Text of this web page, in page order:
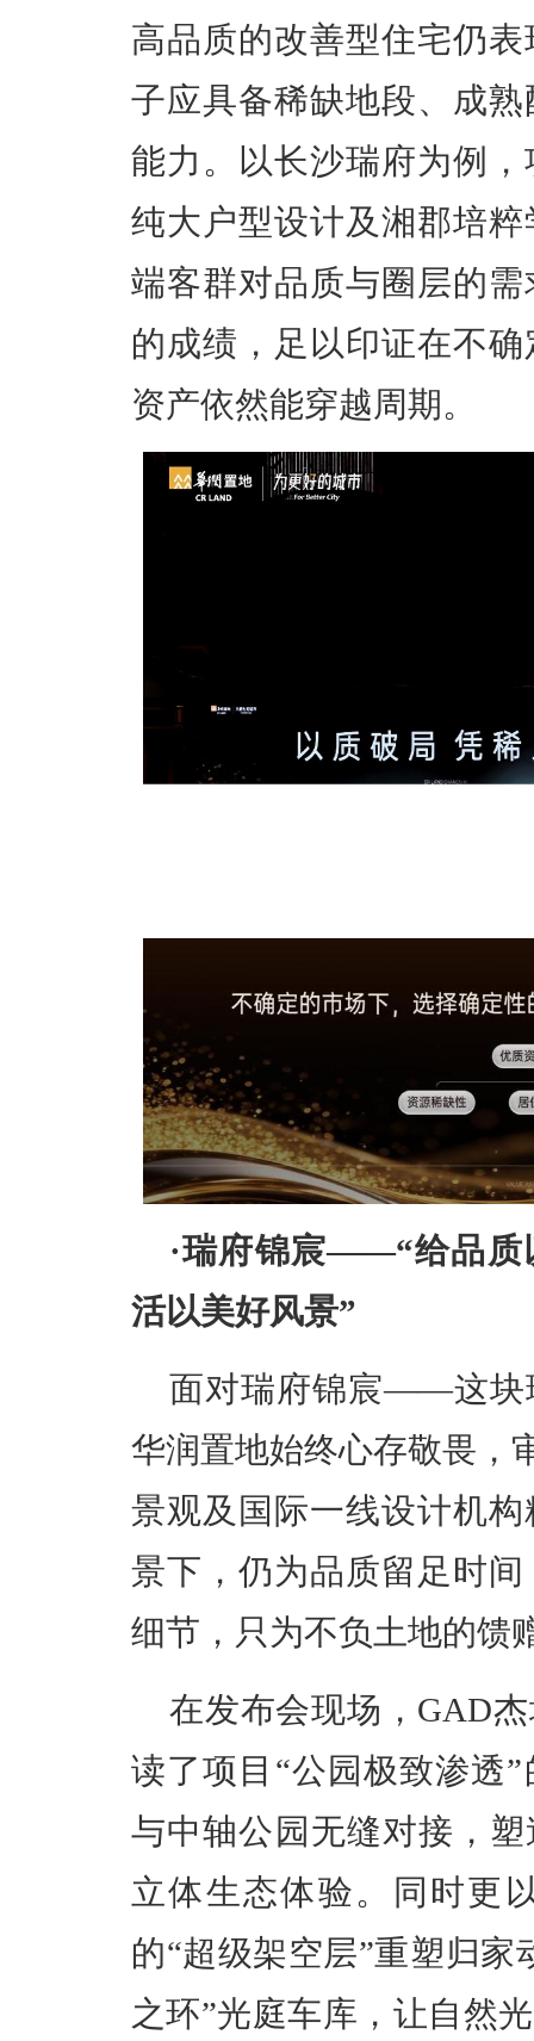
高品质的改善型住宅仍
子应具备稀缺地段、成
能力。以长沙瑞府为例
纯大户型设计及湘郡培
端客群对品质与圈层的
的成绩，足以印证在不
资产依然能穿越周期。
·瑞府锦宸——“给品质
活以美好风景”
面对瑞府锦宸——这块
华润置地始终心存敬畏，
景观及国际一线设计机
景下，仍为品质留足时
细节，只为不负土地的馈
在发布会现场，GAD
读了项目“公园极致渗透
与中轴公园无缝对接，
立体生态体验。同时更
的“超级架空层”重塑归
之环”光庭车库，让自然